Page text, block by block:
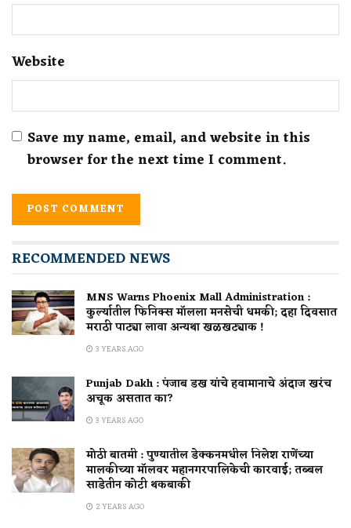
Website
Save my name, email, and website in this
browser for the next time I comment.
RECOMMENDED NEWS
MNS Warns Phoenix Mall Administration :
कुर्ल्यातील फिनिक्स मॉलला मनसेची धमकी; दहा दिवसात
मराठी पाट्या लावा अन्यथा खळखट्याक !
3 YEARS AGO
Punjab Dakh : पंजाब डख यांचे हवामानाचे अंदाज खरंच
अचूक असतात का?
3 YEARS AGO
मोठी बातमी : पुण्यातील डेक्कनमधील निलेश राणेंच्या
मालकीच्या मॉलवर महानगरपालिकेची कारवाई; तब्बल
साडेतीन कोटी थकबाकी
2 YEARS AGO